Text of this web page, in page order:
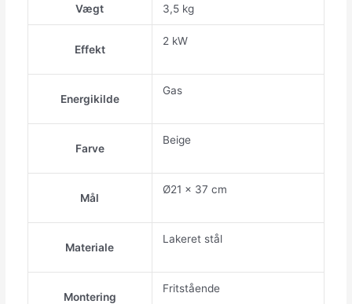
Vægt
3,5 kg
Effekt
2 kW
Energikilde
Gas
Farve
Beige
Mål
Ø21 x 37 cm
Materiale
Lakeret stål
Montering
Fritstående